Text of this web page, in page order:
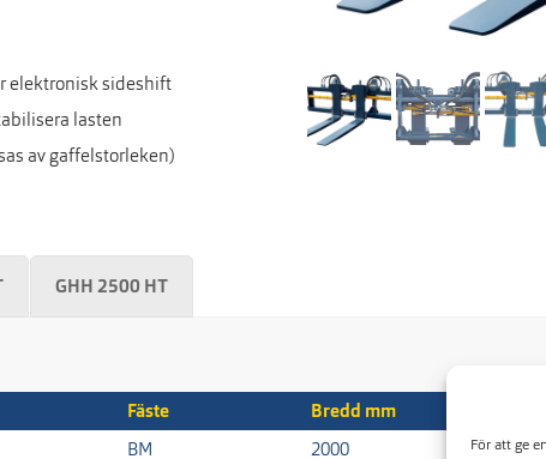
För att ge
elektronisk sideshift
lasten
av gaffelstorleken)
GHH 2500 HT
Fäste Bredd mm
BM 2000